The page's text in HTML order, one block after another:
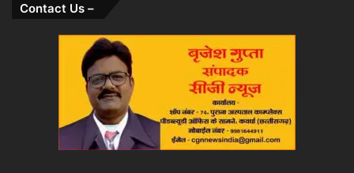
Contact Us –